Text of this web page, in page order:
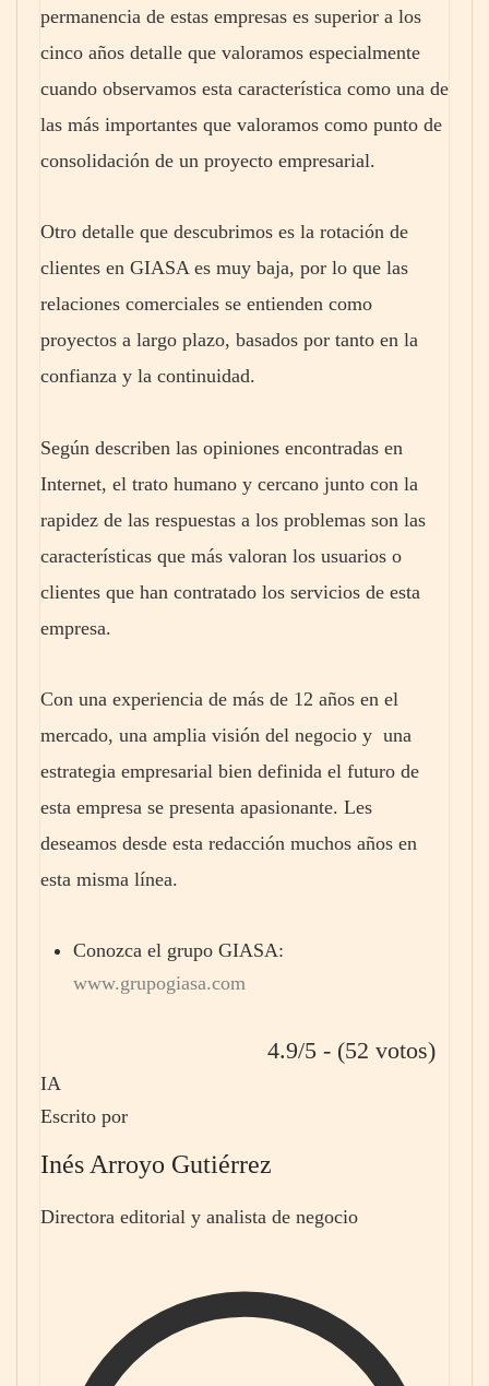
permanencia de estas empresas es superior a los
cinco años detalle que valoramos especialmente
cuando observamos esta característica como una de
las más importantes que valoramos como punto de
consolidación de un proyecto empresarial.
Otro detalle que descubrimos es la rotación de
clientes en GIASA es muy baja, por lo que las
relaciones comerciales se entienden como
proyectos a largo plazo, basados por tanto en la
confianza y la continuidad.
Según describen las opiniones encontradas en
Internet, el trato humano y cercano junto con la
rapidez de las respuestas a los problemas son las
características que más valoran los usuarios o
clientes que han contratado los servicios de esta
empresa.
Con una experiencia de más de 12 años en el
mercado, una amplia visión del negocio y una
estrategia empresarial bien definida el futuro de
esta empresa se presenta apasionante. Les
deseamos desde esta redacción muchos años en
esta misma línea.
Conozca el grupo GIASA:
www.grupogiasa.com
4.9/5 - (52 votos)
IA
Escrito por
Inés Arroyo Gutiérrez
Directora editorial y analista de negocio